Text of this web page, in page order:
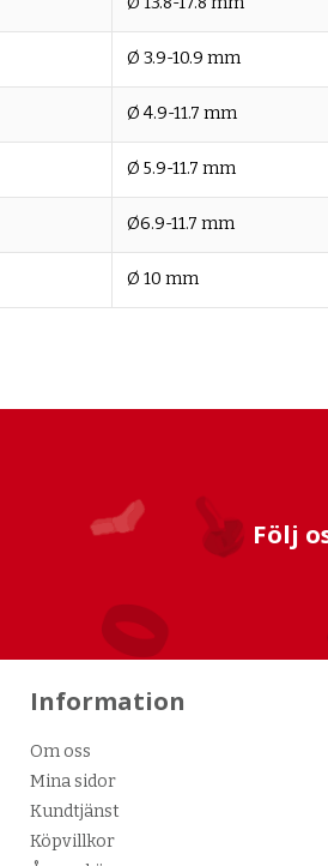
Ø 3.9-10.9 mm
Ø 4.9-11.7 mm
Ø 5.9-11.7 mm
Ø6.9-11.7 mm
Ø 10 mm
Följ
Information
Om oss
Mina sidor
Kundtjänst
Köpvillkor